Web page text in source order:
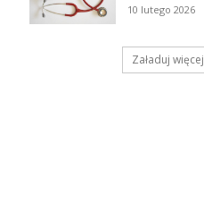
10 lutego 2026
Załaduj więcej